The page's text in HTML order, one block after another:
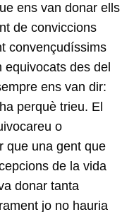
ens van donar ells
de conviccions
convençudíssims
des del
ens van dir:
perquè trieu. El
o
que una gent que
de la vida
donar tanta
jo no hauria